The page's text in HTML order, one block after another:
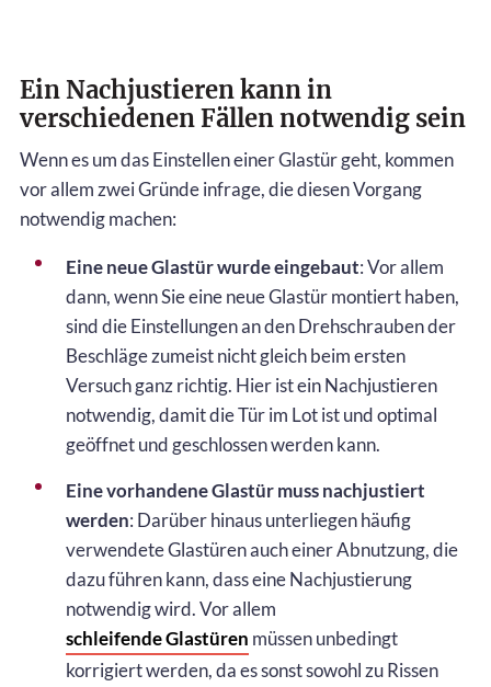
Ein Nachjustieren kann in
verschiedenen Fällen notwendig sein
Wenn es um das Einstellen einer Glastür geht, kommen
vor allem zwei Gründe infrage, die diesen Vorgang
notwendig machen:
Eine neue Glastür wurde eingebaut: Vor allem
dann, wenn Sie eine neue Glastür montiert haben,
sind die Einstellungen an den Drehschrauben der
Beschläge zumeist nicht gleich beim ersten
Versuch ganz richtig. Hier ist ein Nachjustieren
notwendig, damit die Tür im Lot ist und optimal
geöffnet und geschlossen werden kann.
Eine vorhandene Glastür muss nachjustiert
werden: Darüber hinaus unterliegen häufig
verwendete Glastüren auch einer Abnutzung, die
dazu führen kann, dass eine Nachjustierung
notwendig wird. Vor allem
schleifende Glastüren müssen unbedingt
korrigiert werden, da es sonst sowohl zu Rissen